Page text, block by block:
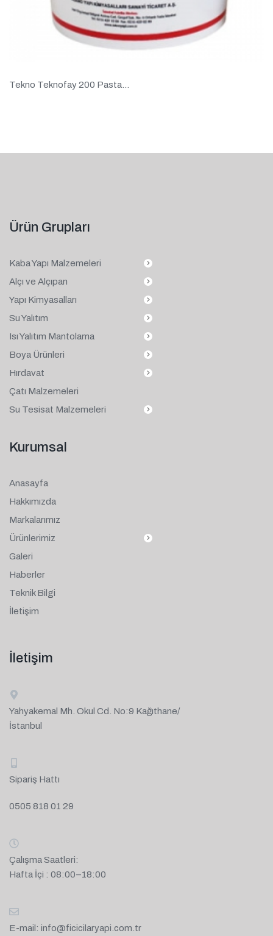
Tekno Teknofay 200 Pasta...
Ürün Grupları
Kaba Yapı Malzemeleri
Alçı ve Alçıpan
Yapı Kimyasalları
Su Yalıtım
Isı Yalıtım Mantolama
Boya Ürünleri
Hırdavat
Çatı Malzemeleri
Su Tesisat Malzemeleri
Kurumsal
Anasayfa
Hakkımızda
Markalarımız
Ürünlerimiz
Galeri
Haberler
Teknik Bilgi
İletişim
İletişim
Yahyakemal Mh. Okul Cd. No:9 Kağıthane/
İstanbul
Sipariş Hattı
0505 818 01 29
Çalışma Saatleri:
Hafta İçi : 08:00–18:00
E-mail: info@ficicilaryapi.com.tr